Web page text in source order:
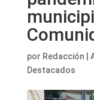
por Redacción
Destacados